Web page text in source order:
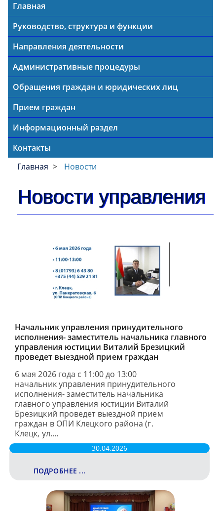
Главная
Руководство, структура и функции
Направления деятельности
Административные процедуры
Обращения граждан и юридических лиц
Прием граждан
Информационный раздел
Контакты
Главная
Новости
Новости управления
Начальник управления принудительного
исполнения- заместитель начальника главного
управления юстиции Виталий Брезицкий
проведет выездной прием граждан
6 мая 2026 года с 11:00 до 13:00
начальник управления принудительного
исполнения- заместитель начальника
главного управления юстиции Виталий
Брезицкий проведет выездной прием
граждан в ОПИ Клецкого района (г.
Клецк, ул.…
30.04.2026
ПОДРОБНЕЕ ...